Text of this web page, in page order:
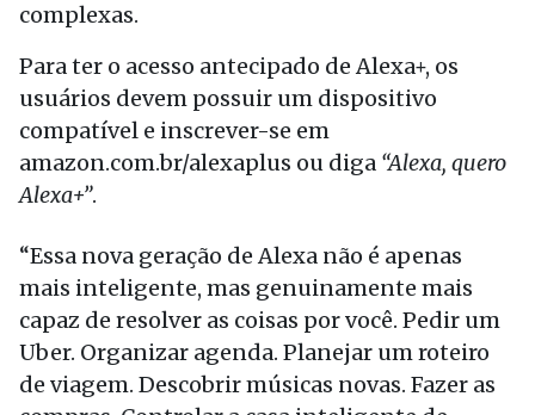
complexas.
Para ter o acesso antecipado de Alexa+, os
usuários devem possuir um dispositivo
compatível e inscrever-se em
amazon.com.br/alexaplus ou diga “Alexa, quero
Alexa+”.
“Essa nova geração de Alexa não é apenas
mais inteligente, mas genuinamente mais
capaz de resolver as coisas por você. Pedir um
Uber. Organizar agenda. Planejar um roteiro
de viagem. Descobrir músicas novas. Fazer as